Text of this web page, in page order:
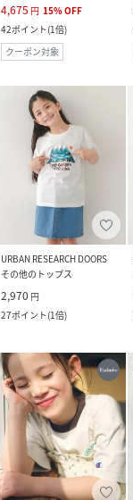
4,675 円 15%OFF
42ポイント(1倍)
クーポン対象
URBAN RESEARCH DOORS
その他のトップス
2,970 円
27ポイント(1倍)